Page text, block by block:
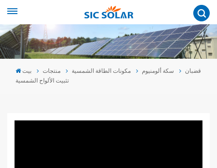
بيت منتجات مكونات الطاقة الشمسية سكة ألومنيوم
قضبان
تثبيت الألواح الشمسية